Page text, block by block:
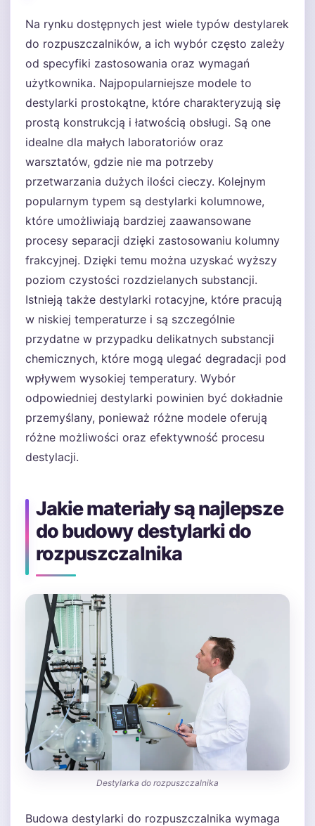
Na rynku dostępnych jest wiele typów destylarek
do rozpuszczalników, a ich wybór często zależy
od specyfiki zastosowania oraz wymagań
użytkownika. Najpopularniejsze modele to
destylarki prostokątne, które charakteryzują się
prostą konstrukcją i łatwością obsługi. Są one
idealne dla małych laboratoriów oraz
warsztatów, gdzie nie ma potrzeby
przetwarzania dużych ilości cieczy. Kolejnym
popularnym typem są destylarki kolumnowe,
które umożliwiają bardziej zaawansowane
procesy separacji dzięki zastosowaniu kolumny
frakcyjnej. Dzięki temu można uzyskać wyższy
poziom czystości rozdzielanych substancji.
Istnieją także destylarki rotacyjne, które pracują
w niskiej temperaturze i są szczególnie
przydatne w przypadku delikatnych substancji
chemicznych, które mogą ulegać degradacji pod
wpływem wysokiej temperatury. Wybór
odpowiedniej destylarki powinien być dokładnie
przemyślany, ponieważ różne modele oferują
różne możliwości oraz efektywność procesu
destylacji.
Jakie materiały są najlepsze
do budowy destylarki do
rozpuszczalnika
Destylarka do rozpuszczalnika
Budowa destylarki do rozpuszczalnika wymaga